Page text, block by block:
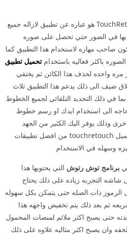
تنزيل برنامج توش رتوش TouchRetouch هو عباره عن تطبيق لازاله جميع
بها في الصور حتي تحصل على صوره
صاحب مهاره لاستخدام هذا التطبيق كما
باكثر فعاليه باستخدام تحميل تطبيق
مره واحده لحذف هذا الكائن ثم يختفي
ضيف الى ذلك يدعم هذا التطبيق ثلاث
في ذلك التحديد التلقائي لجميع الخطوط
الى استخدام ايدك او رسم خطوط
وذلك يوفر اليك الكثير من الجهد
والوقت علاوه على ذلك يعتبر تحميل touchretouch من افضل تطبيقات
وسهله في الاستخدام
برنامج توش رتوش التي يحتويها هذا
التجربه زياده على ذلك يحتاج
ذات الصله حتى يتمكن بكل سهوله
ثم بعد ذلك يتم تخفيض واجهه هذا
حتى يصبح اكثر ملائم لمنصات المحمول
وان يصبح اكثر مثاليه علاوه على ذلك